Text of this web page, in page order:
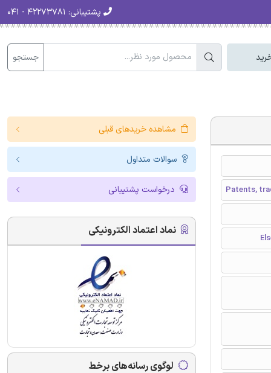
پشتیبانی:
جستجو
Patents,
مشاهده خریدهای قبلی
سوالات متداول
درخواست پشتیبانی
نماد اعتماد الکترونیکی
لوگوی رسانه‌های برخط